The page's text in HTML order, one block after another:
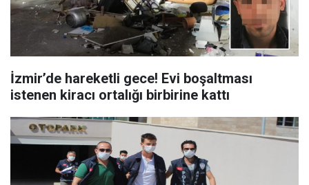
İzmir’de hareketli gece! Evi boşaltması
istenen kiracı ortalığı birbirine kattı